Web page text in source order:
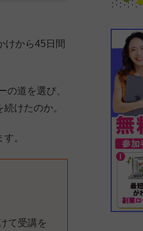
けから45日間
道を選び、
けたのか。
。
て受講を